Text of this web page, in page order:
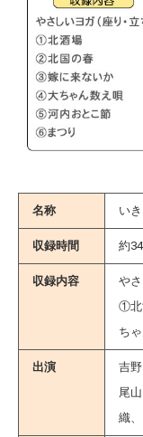
名称 い
収録時間 約
収録内容
や
①
ち
出演
吉
尾
織